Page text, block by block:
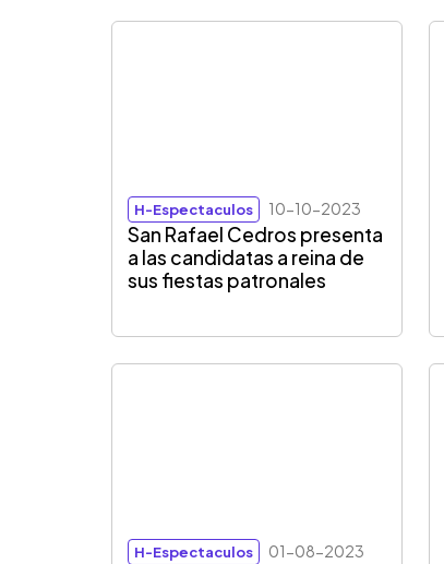
H-Espectaculos 10-10-2023
San Rafael Cedros presenta
a las candidatas a reina de
sus fiestas patronales
H-Espectaculos 01-08-2023